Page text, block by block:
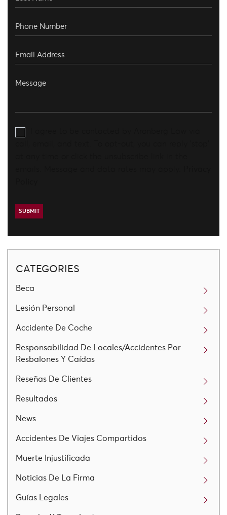
CATEGORIES
Beca
Lesión Personal
Accidente De Coche
Responsabilidad De Locales/Accidentes Por
Resbalones Y Caídas
Reseñas De Clientes
Resultados
News
Accidentes De Viajes Compartidos
Muerte Injustificada
Noticias De La Firma
Guías Legales